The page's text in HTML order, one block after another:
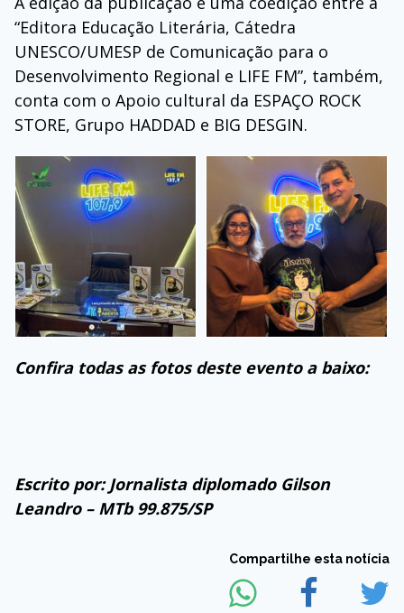
“Editora Educação Literária, Cátedra
UNESCO/UMESP de Comunicação para o
Desenvolvimento Regional e LIFE FM”, também,
conta com o Apoio cultural da ESPAÇO ROCK
STORE, Grupo HADDAD e BIG DESGIN.
Confira todas as fotos deste evento a baixo:
Escrito por: Jornalista diplomado Gilson
Leandro – MTb 99.875/SP
Compartilhe esta notícia